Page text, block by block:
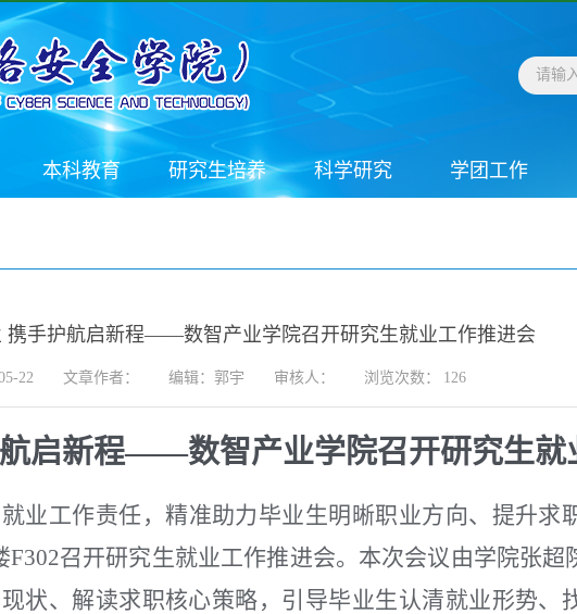
本科教育 研究生培养 科学研究 学团工作
携手护航启新程——数智产业学院召开研究生就业工作推进会
22 文章作者： 编辑：郭宇 审核人： 浏览次数： 126
启新程——数智产业学院召开研究生就
业工作责任，精准助力毕业生明晰职业方向、提升求
召开研究生就业工作推进会。本次会议由学院张超
状、解读求职核心策略，引导毕业生认清就业形势、